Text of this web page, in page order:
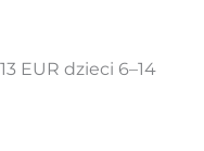
EUR dzieci 6–14